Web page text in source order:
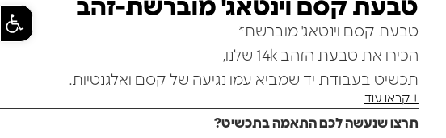
טבעת קסם וינטאג' מוברשת-זהב
טבעת קסם וינטאג' מוברשת*
הכירו את טבעת הזהב 14k שלנו,
תכשיט בעבודת יד שמביא עמו נגיעה של קסם ואלגנטיות.
טבעת זו מעוטרת בכדורים קטנטנים שמוסיפים לרוך ולייחודיות שלה,
בעוד השיבוץ המבריק של זירקון שחור מנצנץ מעניק לה נוכחות
+ קראו עוד
תרצו שנעשה לכם התאמה בתכשיט?
פתח